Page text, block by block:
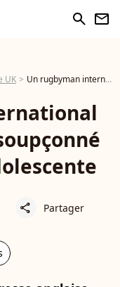
search newsletter
UK Un rugbyman international anglais arrêté et soupçonné de viol sur une adolescente
share Partager